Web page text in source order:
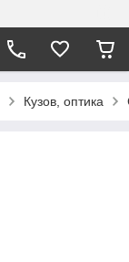
Кузов, оптика